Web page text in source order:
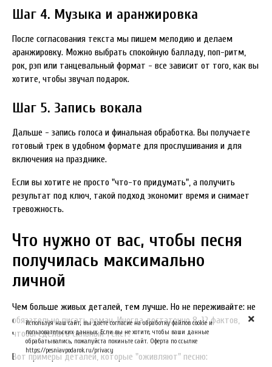
Шаг 4. Музыка и аранжировка
После согласования текста мы пишем мелодию и делаем
аранжировку. Можно выбрать спокойную балладу, поп-ритм,
рок, рэп или танцевальный формат - все зависит от того, как вы
хотите, чтобы звучал подарок.
Шаг 5. Запись вокала
Дальше - запись голоса и финальная обработка. Вы получаете
готовый трек в удобном формате для прослушивания и для
включения на празднике.
Если вы хотите не просто "что-то придумать", а получить
результат под ключ, такой подход экономит время и снимает
тревожность.
Что нужно от вас, чтобы песня
получилась максимально
личной
Чем больше живых деталей, тем лучше. Но не переживайте: не
обязательно писать роман. Иногда достаточно 8-12 фактов,
чтобы сделать сильный текст.
Вот примеры деталей, которые "оживляют" песню:
Используя наш сайт, вы даете согласие на обработку файлов cookie и
пользовательских данных. Если вы не хотите, чтобы ваши данные
обрабатывались, пожалуйста покиньте сайт. Оферта по ссылке
https://pesniavpodarok.ru/privacy